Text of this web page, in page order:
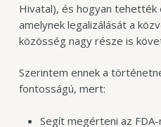
Hivatal), és hogyan
amelynek legalizálását a
közösség nagy része is
Szerintem ennek a
fontosságú, mert:
Segít megérteni az